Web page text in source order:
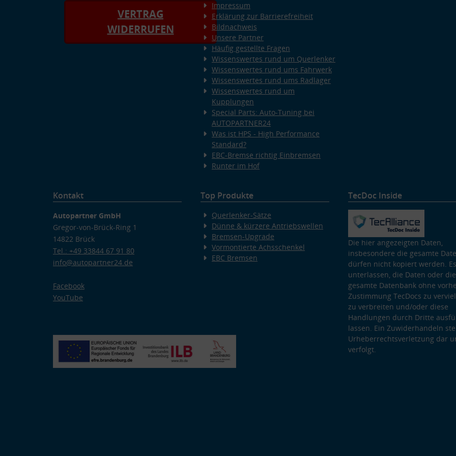
VERTRAG
WIDERRUFEN
Impressum
Erklärung zur Barrierefreiheit
Bildnachweis
Unsere Partner
Häufig gestellte Fragen
Wissenswertes rund um Querlenker
Wissenswertes rund ums Fahrwerk
Wissenswertes rund ums Radlager
Wissenswertes rund um
Kupplungen
Special Parts: Auto-Tuning bei
AUTOPARTNER24
Was ist HPS - High Performance
Standard?
EBC-Bremse richtig Einbremsen
Runter im Hof
Kontakt
Autopartner GmbH
Gregor-von-Brück-Ring 1
14822 Brück
Tel.: +49 33844 67 91 80
info@autopartner24.de
Facebook
YouTube
Top Produkte
Querlenker-Sätze
Dünne & kürzere Antriebswellen
Bremsen-Upgrade
Vormontierte Achsschenkel
EBC Bremsen
TecDoc Inside
Die hier angezeigten Daten,
insbesondere die gesamte
dürfen nicht kopiert werden.
unterlassen, die Daten oder die
gesamte Datenbank ohne
Zustimmung TecDocs zu
zu verbreiten und/oder diese
Handlungen durch Dritte
lassen. Ein Zuwiderhandeln
Urheberrechtsverletzung dar
verfolgt.